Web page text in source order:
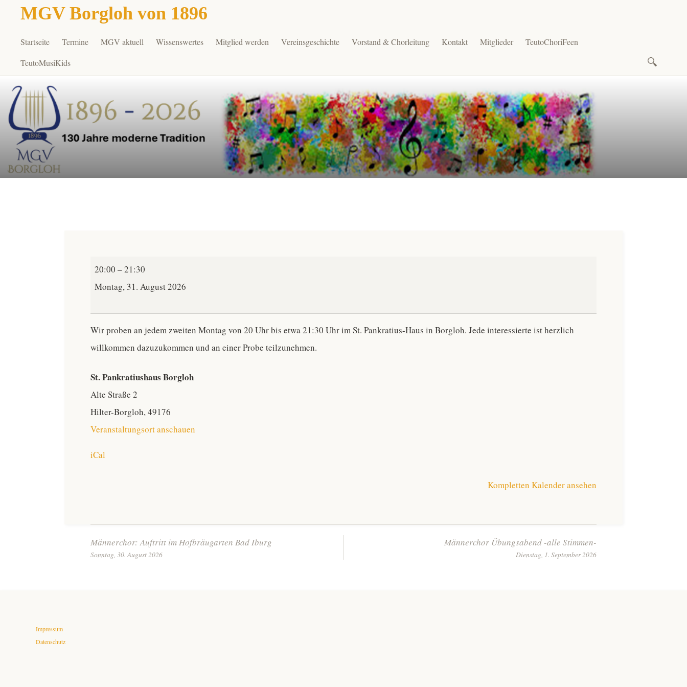
MGV Borgloh von 1896
Zum
Startseite Termine MGV aktuell Wissenswertes Mitglied werden Vereinsgeschichte Vorstand & Chorleitung Kontakt Mitglieder
TeutoChoriFeen
TeutoMusiKids
nach:
TeutoChoriFeen
Chorprobe
alle-
20:00 –21:30
Montag, 31. August 2026
Wir proben an jedem zweiten Montag von 20 Uhr bis etwa 21:30 Uhr im St. Pankratius-Haus in Borgloh. Jede interessierte ist herzlich
willkommen dazuzukommen und an einer Probe teilzunehmen.
St. Pankratiushaus Borgloh
Alte Straße 2
Hilter-Borgloh, 49176
Veranstaltungsort anschauen
iCal
Kompletten Kalender ansehen
Beitrags-
Männerchor: Auftritt im Hofbräugarten Bad Iburg
Sonntag, 30. August 2026
Männerchor Übungsabend -alle Stimmen-
Dienstag, 1. September 2026
Impressum
Datenschutz